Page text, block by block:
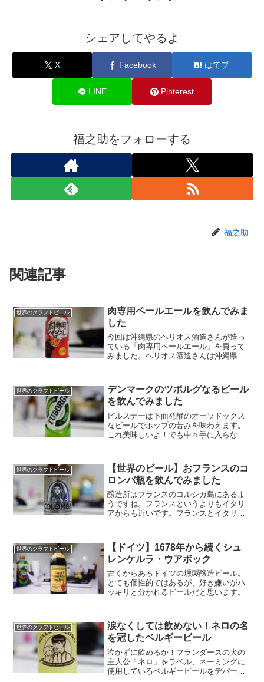
シェアしてやるよ
X Facebook はてブ
LINE Pinterest
福之助をフォローする
福之助
関連記事
世界のクラフトビール
肉専用ペールエールを飲んでみま
した
今回は沖縄県のヘリオス酒造さんが造っ
ている「肉専用ペールエール」を買って
みました。ヘリオス酒造さんは沖縄県名
でみたいですw
世界のクラフトビール
デンマークのツボルグなるビール
を飲んでみました
ピルスナーは下面発酵のオーソドックス
なビールでホップの苦みを味わえます。
これ美味しいよ！でも中々手に入らない
世界のクラフトビール
【世界のビール】おフランスのコ
ロンバ瓶を飲んでみました
醸造所はフランスのコルシカ島にあるよ
うですね。フランスというよりもイタリ
アからも近いです。フランスとイタリア
世界のクラフトビール
【ドイツ】1678年から続くシュ
レンケルラ・ウアボック
古くからあるドイツの燻製醸造ビール。
とても個性的ではあるが、好き嫌いがハ
ッキリと分かれるビールだと思います。
世界のクラフトビール
涙なくしては飲めない！ネロの名
を冠したベルギービール
泣かずに飲めるか！フランダースの犬の
主人公「ネロ」をラベル、ネーミングに
使用しているベルギービールをデパート